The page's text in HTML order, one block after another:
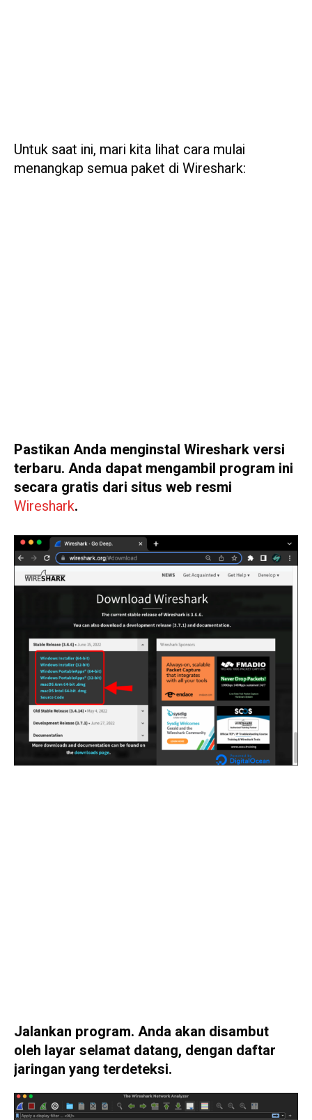
Untuk saat ini, mari kita lihat cara mulai
menangkap semua paket di Wireshark:
Pastikan Anda menginstal Wireshark versi
terbaru. Anda dapat mengambil program ini
secara gratis dari situs web resmi
Wireshark.
Jalankan program. Anda akan disambut
oleh layar selamat datang, dengan daftar
jaringan yang terdeteksi.